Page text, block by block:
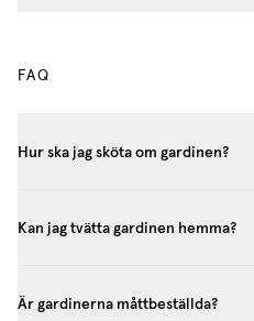
FAQ
Hur ska jag sköta om gardinen?
Kan jag tvätta gardinen hemma?
Är gardinerna måttbeställda?